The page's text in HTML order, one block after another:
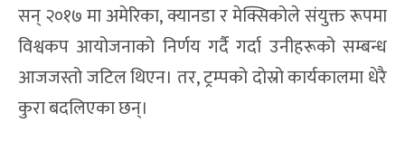
सन् २०१७ मा अमेरिका, क्यानडा र मेक्सिकोले संयुक्त रूपमा
विश्वकप आयोजनाको निर्णय गर्दै गर्दा उनीहरूको सम्बन्ध
आजजस्तो जटिल थिएन। तर, ट्रम्पको दोस्रो कार्यकालमा धेरै
कुरा बदलिएका छन्।